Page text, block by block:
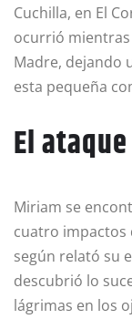
Cuchilla, en El
ocurrió mientras
Madre, dejando
esta pequeña
El
Miriam se
cuatro impactos
según relató su
descubrió lo
lágrimas en los